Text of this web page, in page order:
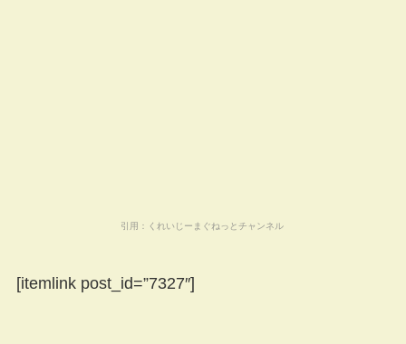
引用： くれいじーまぐねっとチャンネル
[itemlink post_id=”7327″]